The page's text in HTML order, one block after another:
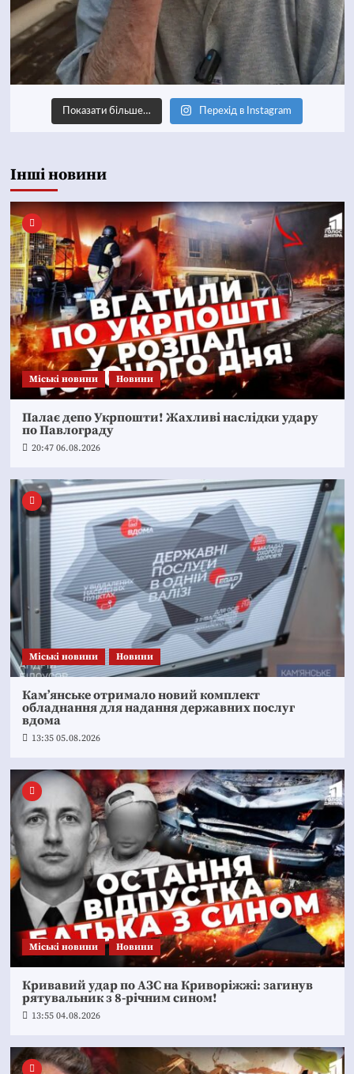
Показати більше… Перехід в Instagram
Інші новини
Mіські новини Новини
Палає депо Укрпошти! Жахливі наслідки удару
по Павлограду
20:47 06.08.2026
Mіські новини Новини
Кам’янське отримало новий комплект
обладнання для надання державних послуг
вдома
13:35 05.08.2026
Mіські новини Новини
Кривавий удар по АЗС на Криворіжжі: загинув
рятувальник з 8-річним сином!
13:55 04.08.2026